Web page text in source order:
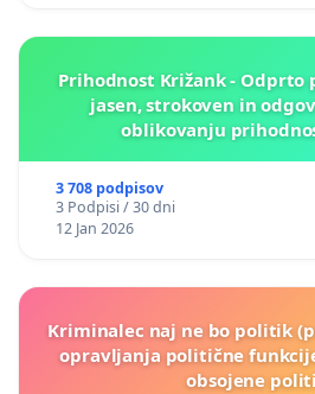
Prihodnost Križank - Odprto
jasen, strokoven in
oblikovanju
3 708 podpisov
3 Podpisi / 30 dni
12 Jan 2026
Kriminalec naj ne bo politik
opravljanja politične
obsojene